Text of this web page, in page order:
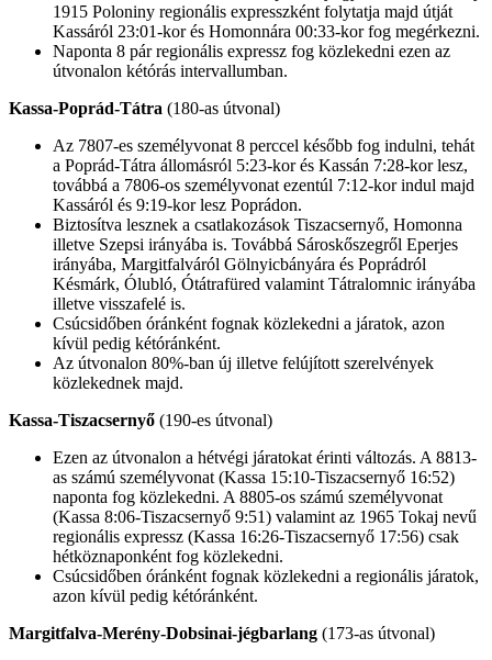
1915 Poloniny regionális expresszként folytatja majd útját
Kassáról 23:01-kor és Homonnára 00:33-kor fog megérkezni.
Naponta 8 pár regionális expressz fog közlekedni ezen az
útvonalon kétórás intervallumban.
Kassa-Poprád-Tátra (180-as útvonal)
Az 7807-es személyvonat 8 perccel később fog indulni, tehát
a Poprád-Tátra állomásról 5:23-kor és Kassán 7:28-kor lesz,
továbbá a 7806-os személyvonat ezentúl 7:12-kor indul majd
Kassáról és 9:19-kor lesz Poprádon.
Biztosítva lesznek a csatlakozások Tiszacsernyő, Homonna
illetve Szepsi irányába is. Továbbá Sároskőszegről Eperjes
irányába, Margitfalváról Gölnyicbányára és Poprádról
Késmárk, Ólubló, Ótátrafüred valamint Tátralomnic irányába
illetve visszafelé is.
Csúcsidőben óránként fognak közlekedni a járatok, azon
kívül pedig kétóránként.
Az útvonalon 80%-ban új illetve felújított szerelvények
közlekednek majd.
Kassa-Tiszacsernyő (190-es útvonal)
Ezen az útvonalon a hétvégi járatokat érinti változás. A 8813-
as számú személyvonat (Kassa 15:10-Tiszacsernyő 16:52)
naponta fog közlekedni. A 8805-os számú személyvonat
(Kassa 8:06-Tiszacsernyő 9:51) valamint az 1965 Tokaj nevű
regionális expressz (Kassa 16:26-Tiszacsernyő 17:56) csak
hétköznaponként fog közlekedni.
Csúcsidőben óránként fognak közlekedni a regionális járatok,
azon kívül pedig kétóránként.
Margitfalva-Merény-Dobsinai-jégbarlang (173-as útvonal)